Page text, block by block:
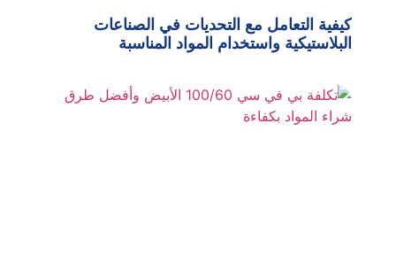
كيفية التعامل مع التحديات في الصناعات
البلاستيكية واستخدام المواد المناسبة